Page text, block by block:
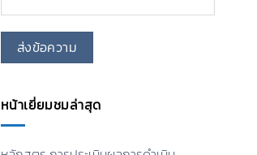
หน้าเยี่ยมชมล่าสุด